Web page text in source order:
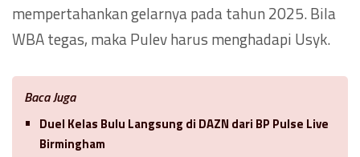
mempertahankan gelarnya pada tahun 2025. Bila
WBA tegas, maka Pulev harus menghadapi Usyk.
Baca Juga
Duel Kelas Bulu Langsung di DAZN dari BP Pulse Live
Birmingham